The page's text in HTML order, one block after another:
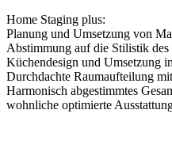
Home Staging plus:
Planung und Umsetzung von
Abstimmung auf die Stilistik des
Küchendesign und Umsetzung
Durchdachte Raumaufteilung
Harmonisch abgestimmtes
wohnliche optimierte